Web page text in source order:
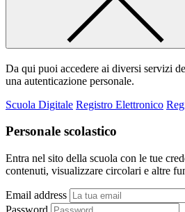
Da qui puoi accedere ai diversi servizi
una autenticazione personale.
Scuola Digitale Registro Elettronico
Personale scolastico
Entra nel sito della scuola con le tue
contenuti, visualizzare circolari e altre
Email address
Password